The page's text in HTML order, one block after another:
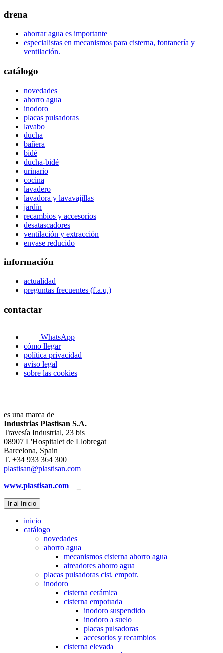
drena
ahorrar agua es importante
especialistas en mecanismos para cisterna, fontanería y
ventilación.
catálogo
novedades
ahorro agua
inodoro
placas pulsadoras
lavabo
ducha
bañera
bidé
ducha-bidé
urinario
cocina
lavadero
lavadora y lavavajillas
jardín
recambios y accesorios
desatascadores
ventilación y extracción
envase reducido
información
actualidad
preguntas frecuentes (f.a.q.)
contactar
WhatsApp
cómo llegar
política privacidad
aviso legal
sobre las cookies
es una marca de
Industrias Plastisan S.A.
Travesía Industrial, 23 bis
08907 L'Hospitalet de Llobregat
Barcelona, Spain
T. +34 933 364 300
plastisan@plastisan.com
www.plastisan.com
Ir al Inicio
inicio
catálogo
novedades
ahorro agua
mecanismos cisterna ahorro agua
aireadores ahorro agua
placas pulsadoras cist. empotr.
inodoro
cisterna cerámica
cisterna empotrada
inodoro suspendido
inodoro a suelo
placas pulsadoras
accesorios y recambios
cisterna elevada